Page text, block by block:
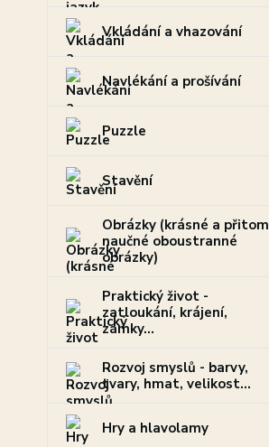
Vkládání a vhazování
Navlékání a prošívání
Puzzle
Stavění
Obrázky (krásné a přitom
naučné oboustranné
obrázky)
Praktický život -
zatloukání, krájení,
zámky...
Rozvoj smyslů - barvy,
tvary, hmat, velikost...
Hry a hlavolamy